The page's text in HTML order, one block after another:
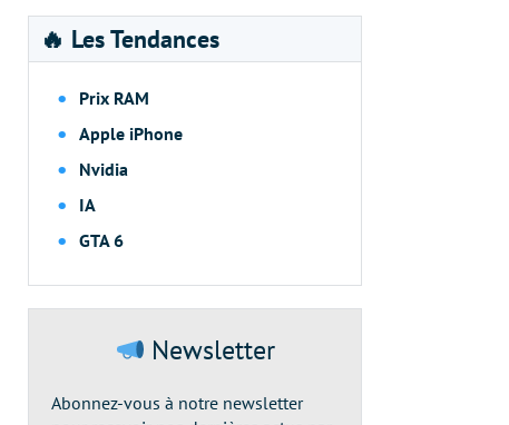
🔥 Les Tendances
Prix RAM
Apple iPhone
Nvidia
IA
GTA 6
Newsletter
Abonnez-vous à notre newsletter